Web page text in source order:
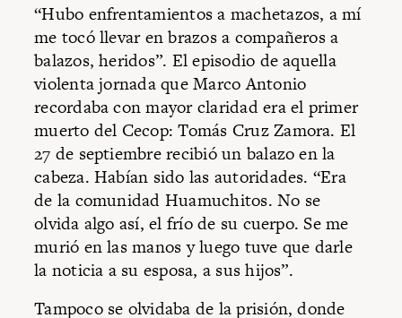
“Hubo enfrentamientos a machetazos, a mí
me tocó llevar en brazos a compañeros a
balazos, heridos”. El episodio de aquella
violenta jornada que Marco Antonio
recordaba con mayor claridad era el primer
muerto del Cecop: Tomás Cruz Zamora. El
27 de septiembre recibió un balazo en la
cabeza. Habían sido las autoridades. “Era
de la comunidad Huamuchitos. No se
olvida algo así, el frío de su cuerpo. Se me
murió en las manos y luego tuve que darle
la noticia a su esposa, a sus hijos”.
Tampoco se olvidaba de la prisión, donde